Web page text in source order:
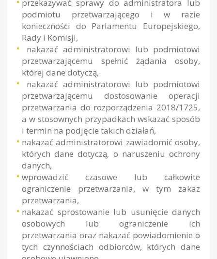
przekazywać sprawy do administratora lub
podmiotu przetwarzającego i w razie
konieczności do Parlamentu Europejskiego,
Rady i Komisji,
nakazać administratorowi lub podmiotowi
przetwarzającemu spełnić żądania osoby,
której dane dotyczą,
nakazać administratorowi lub podmiotowi
przetwarzającemu dostosowanie operacji
przetwarzania do rozporządzenia 2018/1725,
a w stosownych przypadkach wskazać sposób
i termin na podjęcie takich działań,
nakazać administratorowi zawiadomić osoby,
których dane dotyczą, o naruszeniu ochrony
danych,
wprowadzić czasowe lub całkowite
ograniczenie przetwarzania, w tym zakaz
przetwarzania,
nakazać sprostowanie lub usunięcie danych
osobowych lub ograniczenie ich
przetwarzania oraz nakazać powiadomienie o
tych czynnościach odbiorców, których dane